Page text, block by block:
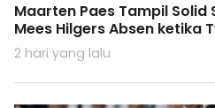
Maarten Paes Tampil Solid
Mees Hilgers Absen ketika
2 hari yang lalu